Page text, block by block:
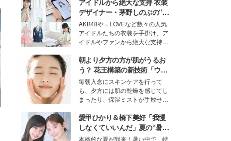
ニオン好き”という共通点を持つモ
デルの宮城舞と島村雄大の特別対
談をお届け！それぞれの視点か
ら、今作ならではの魅力や予想外
の感動をもたらす奥深いストーリ
ーについて熱く語り合ってもらっ
た。
アイドルから絶大な支持 衣装
デザイナー・茅野しのぶの“可
愛い”を作る美学＜「シチズン
クロスシー」インタビュー＞
AKB48や＝LOVEなど数々の人気
アイドルたちの衣装を手掛け、ア
イドルやファンから絶大な支持を
取締役兼クリエイティブディレク
ター・茅野しのぶ。一人ひとりの
個性に寄り添い、魅力を引き出す
衣装作りは、多くの女性たちに勇
気と自信を与え続けている。
朝より夕方の方が肌がうるお
う？ 花王構築の新技術「ウォ
ーターキャプチャリングスキ
ン（捕水肌）」がスキンケア
の常識を変える予感
毎朝入念にスキンケアを行って
も、夕方には肌の乾燥を感じてし
まったり、保湿ミストが手放せな
な美容の常識を大きく変える可能
性を秘めた、革新的な「Water
Capturing Skin（ウォーターキャ
愛甲ひかり＆橋下美好「我慢
しなくていいんだ」夏の“暑さ
対策”の新しい選択肢とは？
本格的な夏が到来！暑い中で、特